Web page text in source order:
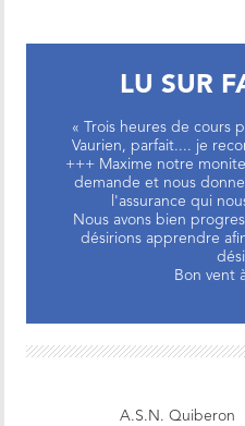
LU SUR
« Trois heures de cours
Vaurien, parfait.... je
+++ Maxime notre
demande et nous
l'assurance qui
Nous avons bien
désirions apprendre
Bon vent
A.S.N. Quiberon